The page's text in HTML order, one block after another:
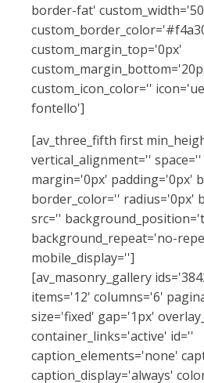
border-fat'
custom_margin_top='0px'
custom_icon_color=''
fontello']
[av_three_fifth first
vertical_alignment=''
margin='0px' padding='0px'
border_color='' radius='0px'
src=''
background_repeat='no-
mobile_display='']
[av_masonry_gallery
items='12' columns='6'
size='fixed' gap='1px'
container_links='active' id=''
caption_elements='none'
caption_display='always'